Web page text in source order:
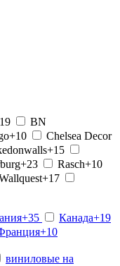
BN
+10
Chelsea Decor
+15
+23 Rasch+10
+17
+35 Канада+19
+10
виниловые на